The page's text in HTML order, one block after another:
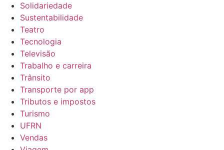
Solidariedade
Sustentabilidade
Teatro
Tecnologia
Televisão
Trabalho e carreira
Trânsito
Transporte por app
Tributos e impostos
Turismo
UFRN
Vendas